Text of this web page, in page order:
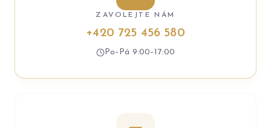
ZAVOLEJTE NÁM
+420 725 456 580
Po–Pá 9:00–17:00